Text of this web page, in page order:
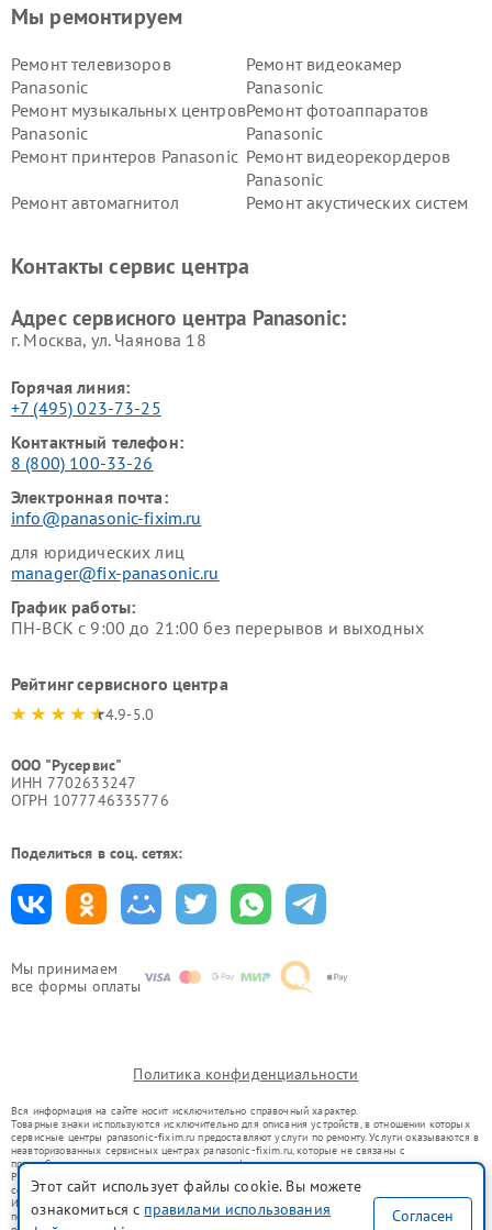
Мы принимаем
все формы оплаты
Мы ремонтируем
Ремонт телевизоров
Panasonic
Ремонт видеокамер
Panasonic
Ремонт музыкальных центров
Panasonic
Ремонт фотоаппаратов
Panasonic
Ремонт принтеров Panasonic Ремонт видеорекордеров
Panasonic
Ремонт автомагнитол
Ремонт акустических систем
панелей Panasonic
Контакты сервис центра
Адрес сервисного центра Panasonic:
г. Москва, ул. Чаянова 18
Горячая линия:
+7 (495) 023-73-25
Контактный телефон:
8 (800) 100-33-26
Электронная почта:
info@panasonic-fixim.ru
для юридических лиц
manager@fix-panasonic.ru
График работы:
ПН-ВСК с 9:00 до 21:00 без перерывов и выходных
Рейтинг сервисного центра
4.9-5.0
ООО "Русервис"
ИНН 7702633247
ОГРН 1077746335776
Поделиться в соц. сетях:
Политика конфиденциальности
Вся информация на сайте носит исключительно справочный характер.
Товарные знаки используются исключительно для описания устройств, в отношении которых
сервисные центры panasonic-fixim.ru предоставляют услуги по ремонту. Услуги оказываются в
неавторизованных сервисных центрах panasonic-fixim.ru, которые не связаны с
правообладателями товарных знаков или их официальными представителями.
Ремонт осуществляется для устройств, уже введенных в гражданский оборот в соответствии
со статьей 1487 ГК РФ.
Использование товарных знаков не преследует цели индивидуализации услуг или введения
потребителей в заблуждение, а служит для информирования о предоставляемых услугах по
Этот сайт использует файлы cookie. Вы можете
ознакомиться с правилами использования
Согласен